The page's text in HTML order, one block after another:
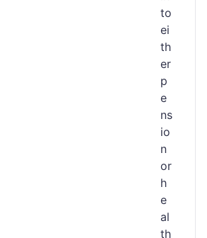
to
ei
th
er
p
e
ns
io
n
or
h
e
al
th